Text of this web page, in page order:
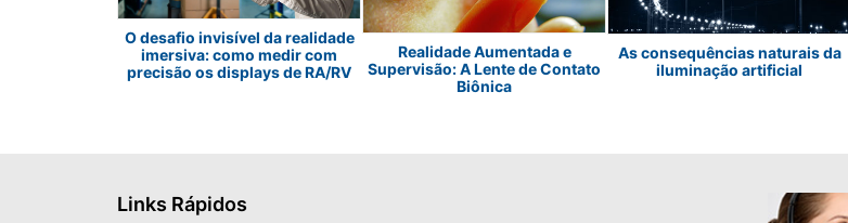
O desafio invisível da realidade
imersiva: como medir com
precisão os displays de RA/RV
Realidade Aumentada e
Supervisão: A Lente de Contato
Biônica
As consequências naturais da
iluminação artificial
Links Rápidos